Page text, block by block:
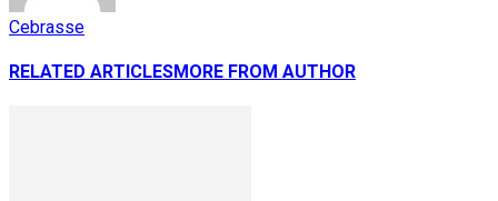
Cebrasse
RELATED ARTICLESMORE FROM AUTHOR